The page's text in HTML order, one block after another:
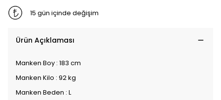
15 gün içinde değişim
Ürün Açıklaması
Manken Boy : 183 cm
Manken Kilo : 92 kg
Manken Beden : L